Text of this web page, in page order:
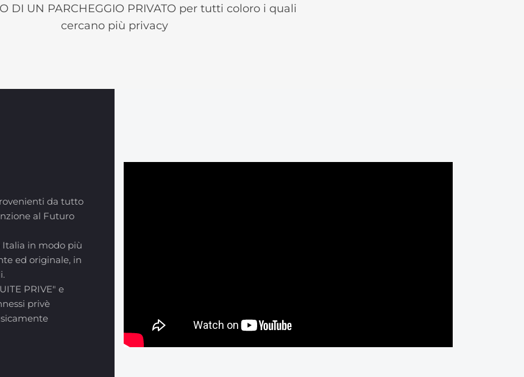
DI UN PARCHEGGIO PRIVATO per tutti coloro i quali
cercano più privacy
da tutto
al Futuro
Italia in modo più
ed originale, in
PRIVE" e
privè